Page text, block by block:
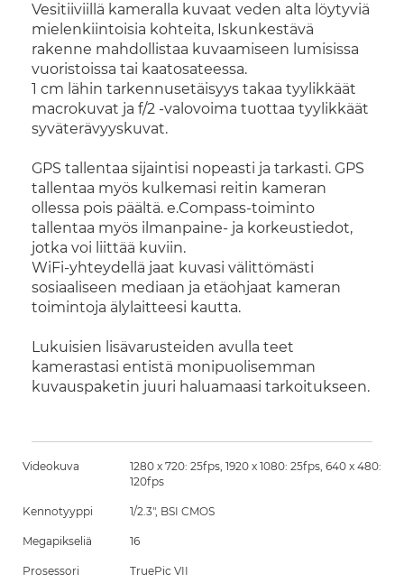
Vesitiiviillä kameralla kuvaat veden alta löytyviä
mielenkiintoisia kohteita, Iskunkestävä
rakenne mahdollistaa kuvaamiseen lumisissa
vuoristoissa tai kaatosateessa.
1 cm lähin tarkennusetäisyys takaa tyylikkäät
macrokuvat ja f/2 -valovoima tuottaa tyylikkäät
syväterävyyskuvat.
GPS tallentaa sijaintisi nopeasti ja tarkasti. GPS
tallentaa myös kulkemasi reitin kameran
ollessa pois päältä. e.Compass-toiminto
tallentaa myös ilmanpaine- ja korkeustiedot,
jotka voi liittää kuviin.
WiFi-yhteydellä jaat kuvasi välittömästi
sosiaaliseen mediaan ja etäohjaat kameran
toimintoja älylaitteesi kautta.
Lukuisien lisävarusteiden avulla teet
kamerastasi entistä monipuolisemman
kuvauspaketin juuri haluamaasi tarkoitukseen.
Videokuva
1280 x 720: 25fps, 1920 x 1080: 25fps, 640 x 480:
120fps
Kennotyyppi 1/2.3", BSI CMOS
Megapikseliä 16
Prosessori TruePic VII